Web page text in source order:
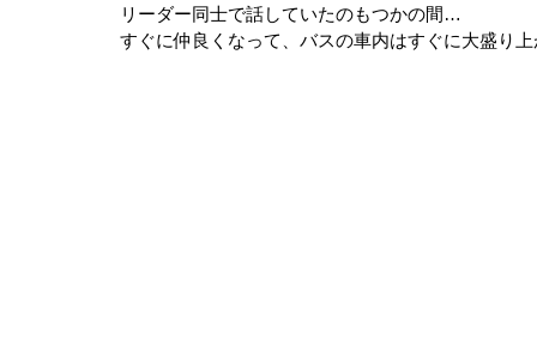
リーダー同士で話していたのもつかの間…
すぐに仲良くなって、バスの車内はすぐに大盛り